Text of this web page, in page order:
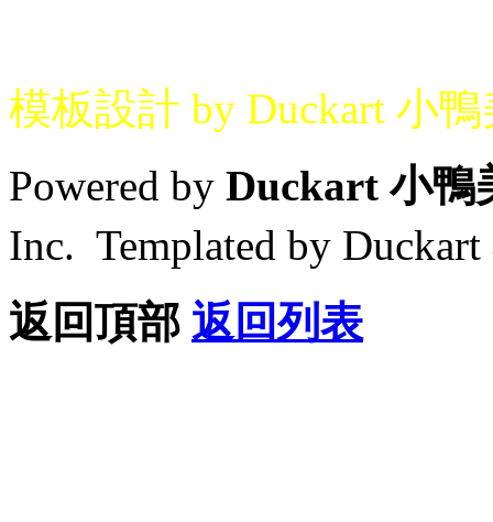
模板設計 by Duckart 小
Powered by Duckart 小鴨
Inc. Templated by
返回頂部 返回列表